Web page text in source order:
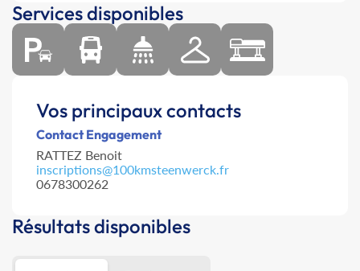
Services disponibles
Vos principaux contacts
Contact Engagement
RATTEZ Benoit
inscriptions@100kmsteenwerck.fr
0678300262
Résultats disponibles